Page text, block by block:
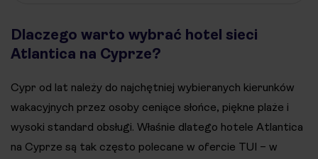
Dlaczego warto wybrać hotel sieci
Atlantica na Cyprze?
Cypr od lat należy do najchętniej wybieranych kierunków
wakacyjnych przez osoby ceniące słońce, piękne plaże i
wysoki standard obsługi. Właśnie dlatego hotele Atlantica
na Cyprze są tak często polecane w ofercie TUI – w